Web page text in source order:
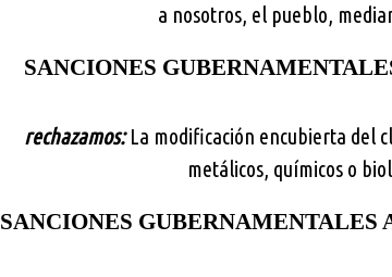
a nosotros, el pueblo,
SANCIONES
rechazamos:La modificación encubierta del
metálicos, químicos o
SANCIONES GUBERNAMENTALES